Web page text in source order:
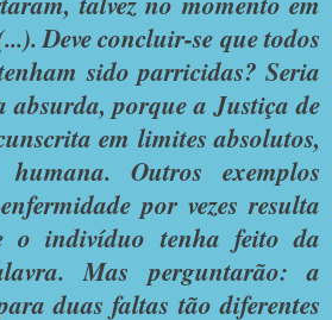
Deve concluir-se que todos
sido parricidas? Seria
absurda, porque a Justiça de
em limites absolutos,
Outros exemplos
por vezes resulta
o indivíduo tenha feito da
Mas perguntarão: a
duas faltas tão diferentes